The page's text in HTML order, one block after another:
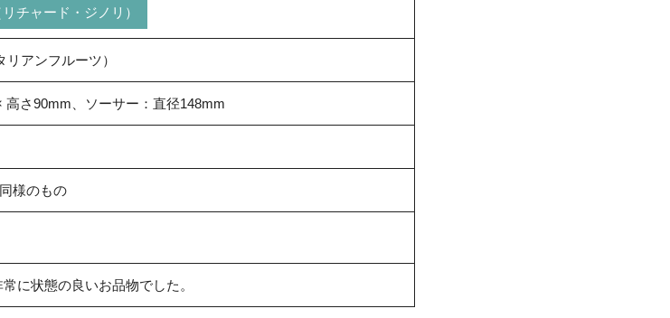
チャード・ジノリ）
リアンフルーツ）
高さ90mm、ソーサー：直径148mm
様のもの
に状態の良いお品物でした。